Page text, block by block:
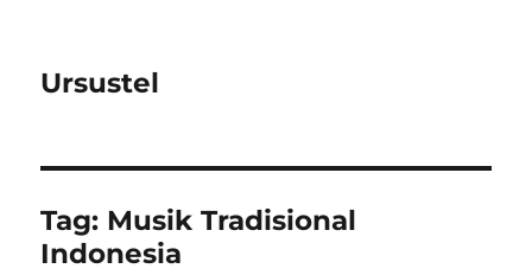
Ursustel
Tag: Musik Tradisional
Indonesia